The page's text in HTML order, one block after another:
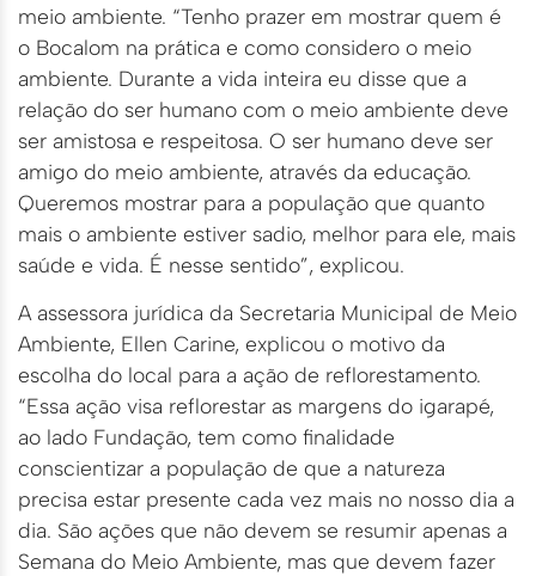
meio ambiente. “Tenho prazer em mostrar quem é
o Bocalom na prática e como considero o meio
ambiente. Durante a vida inteira eu disse que a
relação do ser humano com o meio ambiente deve
ser amistosa e respeitosa. O ser humano deve ser
amigo do meio ambiente, através da educação.
Queremos mostrar para a população que quanto
mais o ambiente estiver sadio, melhor para ele, mais
saúde e vida. É nesse sentido”, explicou.
A assessora jurídica da Secretaria Municipal de Meio
Ambiente, Ellen Carine, explicou o motivo da
escolha do local para a ação de reflorestamento.
“Essa ação visa reflorestar as margens do igarapé,
ao lado Fundação, tem como finalidade
conscientizar a população de que a natureza
precisa estar presente cada vez mais no nosso dia a
dia. São ações que não devem se resumir apenas a
Semana do Meio Ambiente, mas que devem fazer